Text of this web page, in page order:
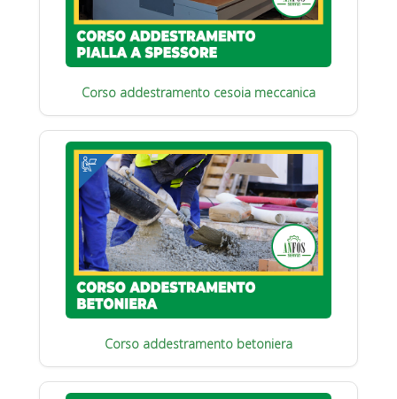
Corso addestramento cesoia meccanica
Corso addestramento betoniera